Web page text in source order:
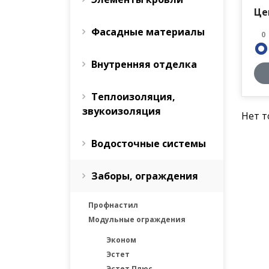
Фасадные материалы
Внутренняя отделка
Теплоизоляция,
звукоизоляция
Водосточные системы
Заборы, ограждения
Профнастил
Модульные ограждения
Эконом
Эстет
0
Нет